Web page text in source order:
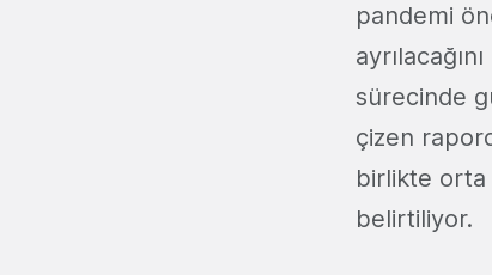
pandemi
sürecinde
çizen
birlikte orta
belirtiliyor.